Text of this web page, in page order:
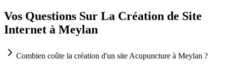
Vos Questions Sur La Création de Site
Internet à Meylan
Combien coûte la création d'un site Acupuncture à Meylan ?